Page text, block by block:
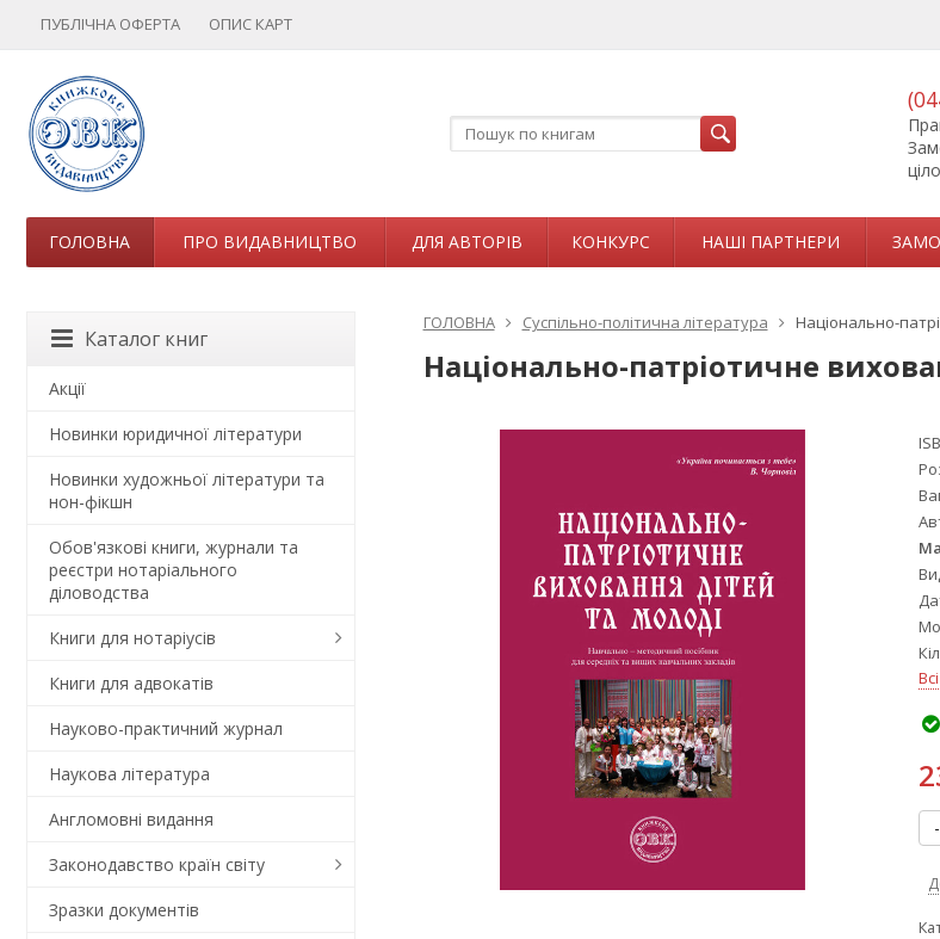
ПУБЛІЧНА ОФЕРТА ОПИС КАРТ
ГОЛОВНА ПРО ВИДАВНИЦТВО ДЛЯ АВТОРІВ КОНКУРС НАШІ ПАРТНЕРИ
ГОЛОВНА Суспільно-політична література Національно-
Національно-патріотичне
-
Каталог книг
Акції
Новинки юридичної літератури
Новинки художньої літератури та
нон-фікшн
Обов'язкові книги, журнали та
реєстри нотаріального
діловодства
Книги для нотаріусів
Книги для адвокатів
Науково-практичний журнал
Наукова література
Англомовні видання
Законодавство країн світу
Зразки документів